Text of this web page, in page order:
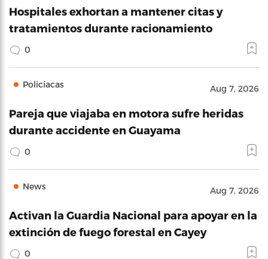
Hospitales exhortan a mantener citas y
tratamientos durante racionamiento
0
Policíacas Aug 7, 2026
Pareja que viajaba en motora sufre heridas
durante accidente en Guayama
0
News Aug 7, 2026
Activan la Guardia Nacional para apoyar en la
extinción de fuego forestal en Cayey
0